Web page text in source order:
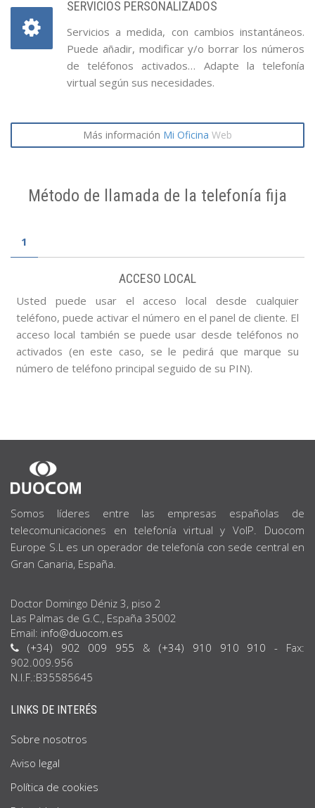
SERVICIOS PERSONALIZADOS
Servicios a medida, con cambios instantáneos.
Puede añadir, modificar y/o borrar los números
de teléfonos activados… Adapte la telefonía
virtual según sus necesidades.
Más información Mi Oficina Web
Método de llamada de la telefonía fija
1
ACCESO LOCAL
Usted puede usar el acceso local desde cualquier
teléfono, puede activar el número en el panel de cliente. El
acceso local también se puede usar desde teléfonos no
activados (en este caso, se le pedirá que marque su
número de teléfono principal seguido de su PIN).
SOBRE
NOSOTROS
Somos líderes entre las empresas españolas de
telecomunicaciones en telefonía virtual y VoIP. Duocom
Europe S.L es un operador de telefonía con sede central en
Gran Canaria, España.
Doctor Domingo Déniz 3, piso 2
Las Palmas de G.C., España 35002
Email: info@duocom.es
(+34) 902 009 955 & (+34) 910 910 910 - Fax:
902.009.956
N.I.F.:B35585645
LINKS DE INTERÉS
Sobre nosotros
Aviso legal
Política de cookies